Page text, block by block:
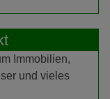
Immobilien,
und vieles